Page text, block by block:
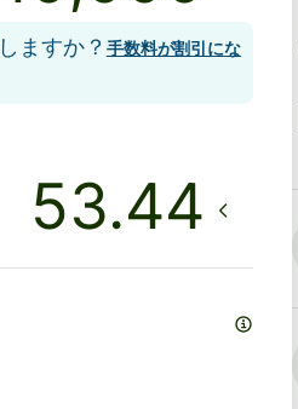
ますか？ 手数料が割引にな